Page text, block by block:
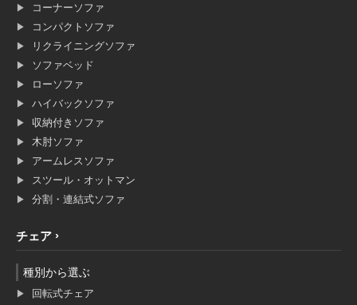
コーナーソファ
コンパクトソファ
リクライニングソファ
ソファベッド
ローソファ
ハイバックソファ
収納付きソファ
木肘ソファ
アームレスソファ
スツール・オットマン
分割・連結式ソファ
チェア
種別から選ぶ
回転式チェア